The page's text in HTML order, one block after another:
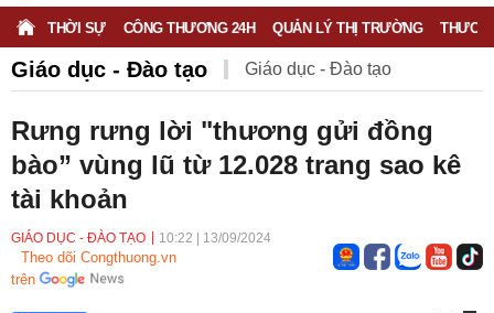
THỜI SỰ CÔNG THƯƠNG 24H QUẢN LÝ THỊ TRƯỜNG
Giáo dục - Đào tạo Giáo dục - Đào tạo
Phát triển bền vững Sức khỏe Việc làm
Rưng rưng lời "thương gửi đồng
bào” vùng lũ từ 12.028 trang sao kê
tài khoản
GIÁO DỤC - ĐÀO TẠO 10:22 13/09/2024
Theo dõi Congthuong.vn
trên